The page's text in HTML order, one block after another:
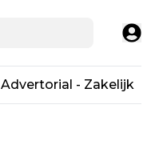
Advertorial - Zakelijk